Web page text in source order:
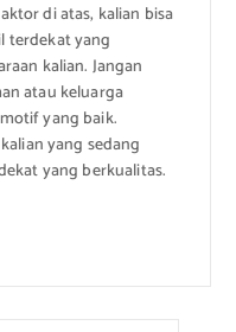
di atas, kalian bisa
yang
kalian. Jangan
atau keluarga
yang baik.
yang sedang
yang berkualitas.